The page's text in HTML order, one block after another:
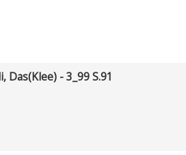
- 3_99 S.91